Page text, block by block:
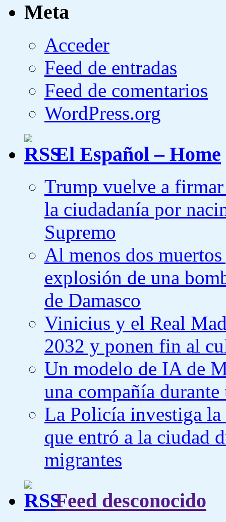
Meta
Acceder
Feed de entradas
Feed de comentarios
WordPress.org
El Español – Home
Trump vuelve a
la ciudadanía por
Supremo
Al menos dos
explosión de una
de Damasco
Vinicius y el Real
2032 y ponen fin al
Un modelo de IA de
una compañía
La Policía investiga
que entró a la ciudad
migrantes
Feed desconocido